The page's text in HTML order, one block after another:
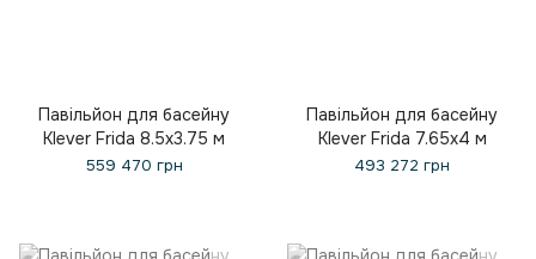
Павільйон для басейну
Klever Frida 8.5x3.75 м
559 470 грн
Павільйон для басейну
Klever Frida 7.65x4 м
493 272 грн